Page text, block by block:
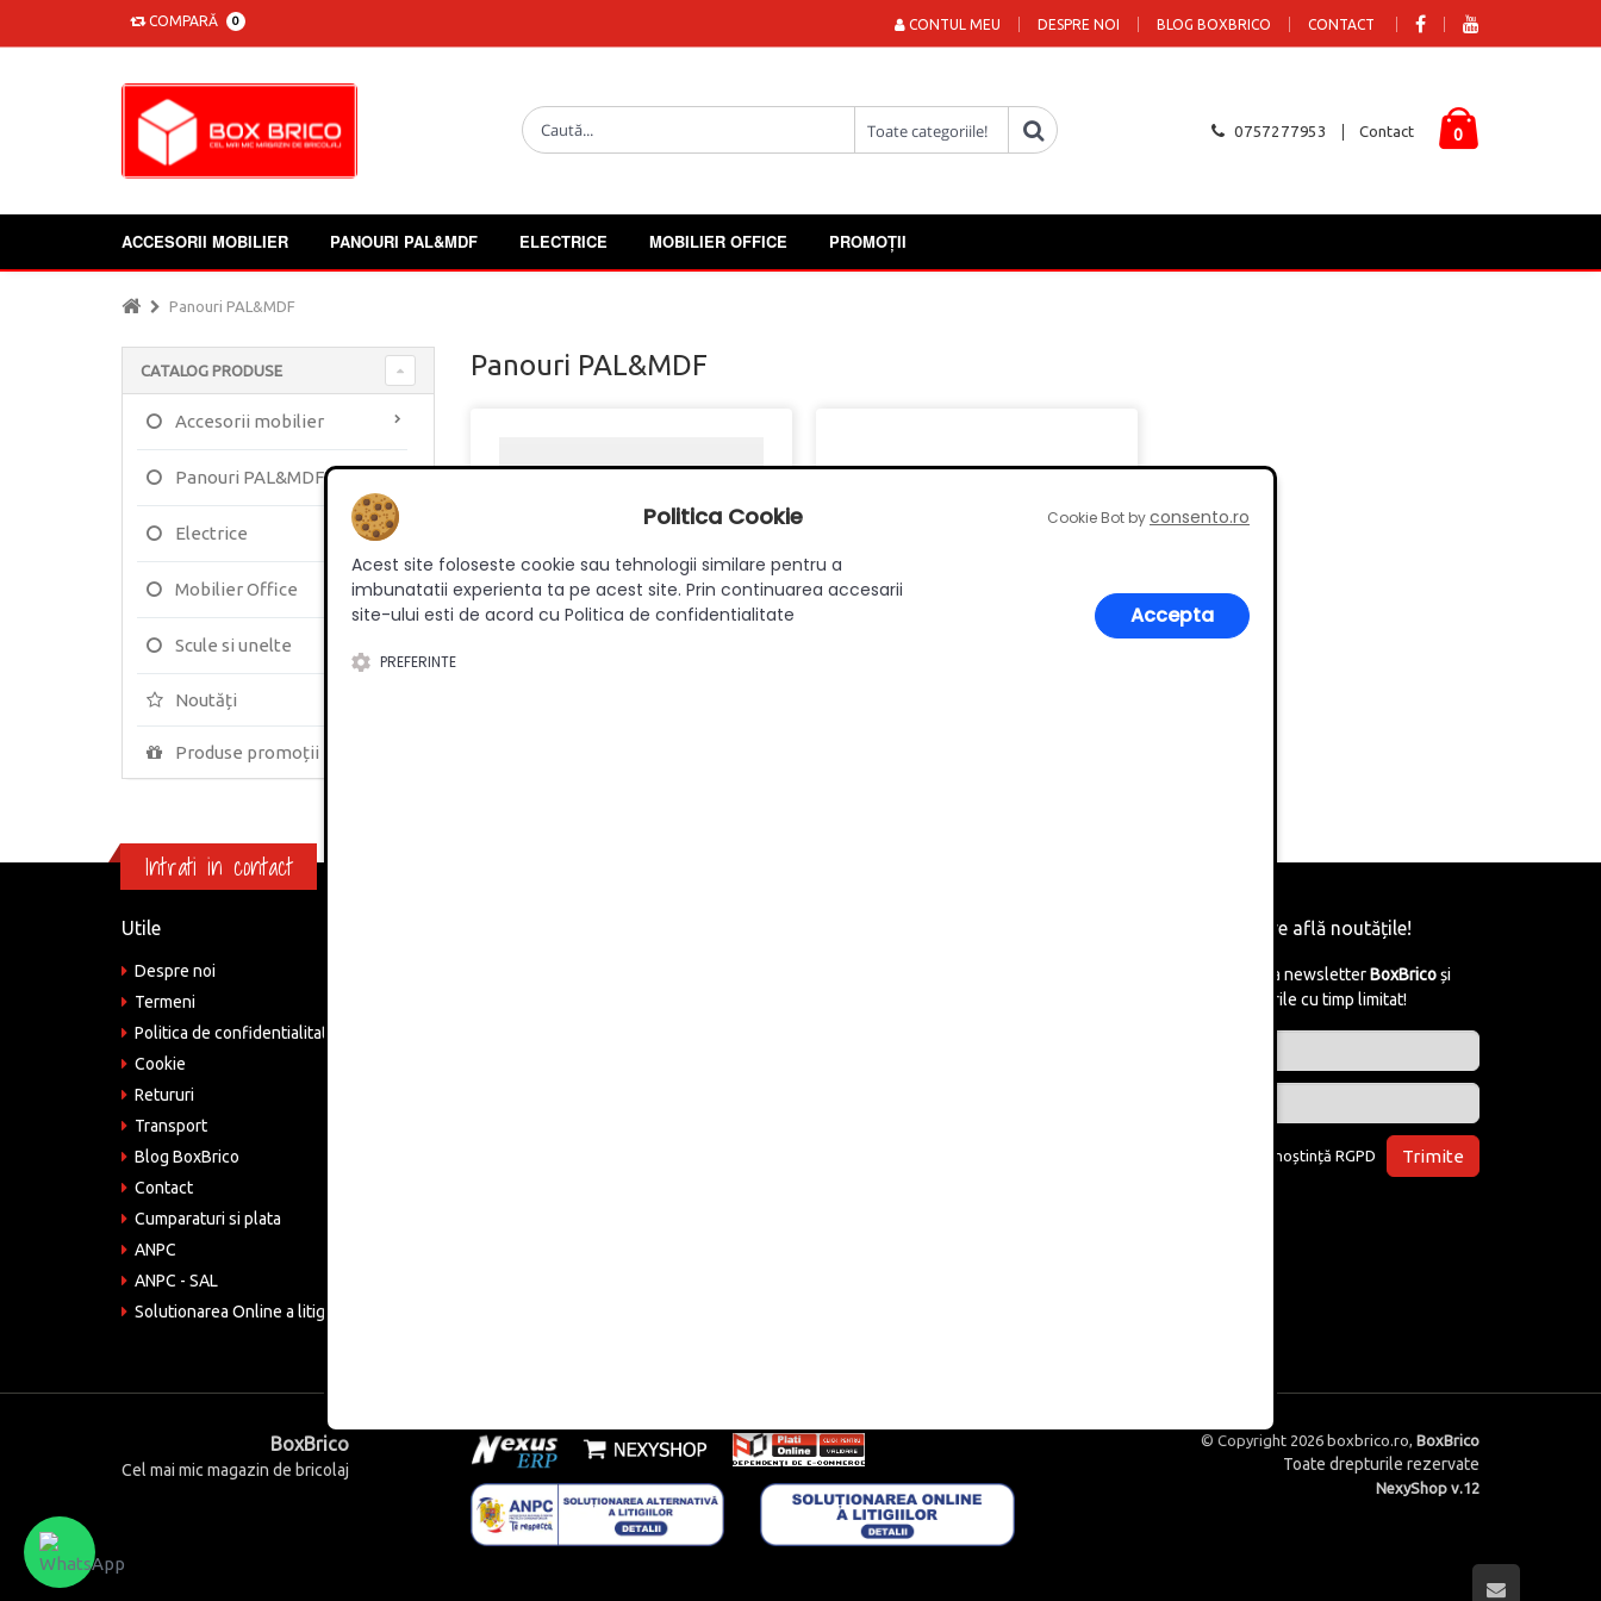
COMPARĂ 0 DESPRE NOI BLOG BOXBRICO CONTACT
CONTUL MEU
0757277953 Contact 0
ACCESORII MOBILIER PANOURI PAL&MDF ELECTRICE MOBILIER OFFICE PROMOȚII
Panouri PAL&MDF
CATALOG PRODUSE
Accesorii mobilier
Panouri PAL&MDF
Electrice
Mobilier Office
Scule si unelte
Noutăți
Produse promoții
Panouri PAL&MDF
Intrati in contact
Utile
Despre noi
Termeni
Politica de confidentialitate
Cookie
Retururi
Transport
Blog BoxBrico
Contact
Cumparaturi si plata
ANPC
ANPC - SAL
Solutionarea Online a litigiilor
Fii primul care află noutățile!
Abonează-te la newsletterBoxBricoși
află de reducerile cu timp limitat!
Am luat la cunoștință RGPD Trimite
BoxBrico
Cel mai mic magazin de bricolaj
© Copyright 2026 boxbrico.ro BoxBrico
Toate drepturile rezervate
NexyShop v.12
Politica Cookie Cookie Bot byconsento.ro
Acest site foloseste cookie sau tehnologii similare pentru a
imbunatatii experienta ta pe acest site. Prin continuarea accesarii
site-ului esti de acord cu Politica de confidentialitate
PREFERINTE
Accepta